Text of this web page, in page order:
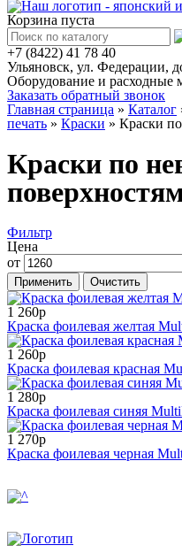
Корзина пуста
+7 (8422) 41 78 40
Ульяновск, ул. Федерации,
Оборудование и расходные
Заказать обратный звонок
Главная страница » Каталог
печать » Краски » Краски
Краски по
Фильтр
Цена
от
1 260р
Краска фоилевая желтая
1 260р
Краска фоилевая красная
1 280р
Краска фоилевая синяя
1 270р
Краска фоилевая черная